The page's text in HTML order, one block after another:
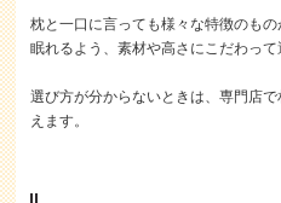
枕と一口に言っても様々な特徴のも
眠れるよう、素材や高さにこだわって
選び方が分からないときは、専門店
えます。